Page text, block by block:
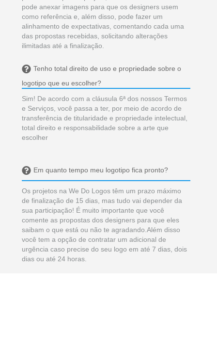
pode anexar imagens para que os designers usem
como referência e, além disso, pode fazer um
alinhamento de expectativas, comentando cada uma
das propostas recebidas, solicitando alterações
ilimitadas até a finalização.
Tenho total direito de uso e propriedade sobre o
logotipo que eu escolher?
Sim! De acordo com a cláusula 6ª dos nossos Termos
e Serviços, você passa a ter, por meio de acordo de
transferência de titularidade e propriedade intelectual,
total direito e responsabilidade sobre a arte que
escolher
Em quanto tempo meu logotipo fica pronto?
Os projetos na We Do Logos têm um prazo máximo
de finalização de 15 dias, mas tudo vai depender da
sua participação! É muito importante que você
comente as propostas dos designers para que eles
saibam o que está ou não te agradando.Além disso
você tem a opção de contratar um adicional de
urgência caso precise do seu logo em até 7 dias, dois
dias ou até 24 horas.